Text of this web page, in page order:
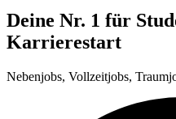
Deine Nr. 1 für
Karrierestart
Nebenjobs, Vollzeitjobs,